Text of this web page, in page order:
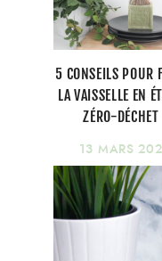
5 CONSEILS POUR
LA VAISSELLE EN
ZÉRO-DÉCHET
13 MARS